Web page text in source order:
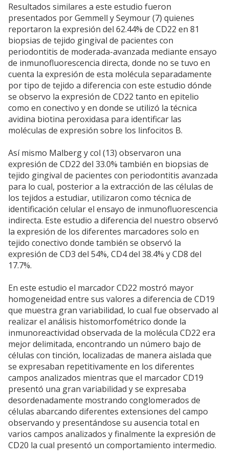
Resultados similares a este estudio fueron
presentados por Gemmell y Seymour (7) quienes
reportaron la expresión del 62.44% de CD22 en 81
biopsias de tejido gingival de pacientes con
periodontitis de moderada-avanzada mediante ensayo
de inmunofluorescencia directa, donde no se tuvo en
cuenta la expresión de esta molécula separadamente
por tipo de tejido a diferencia con este estudio dónde
se observo la expresión de CD22 tanto en epitelio
como en conectivo y en donde se utilizó la técnica
avidina biotina peroxidasa para identificar las
moléculas de expresión sobre los linfocitos B.
Así mismo Malberg y col (13) observaron una
expresión de CD22 del 33.0% también en biopsias de
tejido gingival de pacientes con periodontitis avanzada
para lo cual, posterior a la extracción de las células de
los tejidos a estudiar, utilizaron como técnica de
identificación celular el ensayo de inmunofluorescencia
indirecta. Este estudio a diferencia del nuestro observó
la expresión de los diferentes marcadores solo en
tejido conectivo donde también se observó la
expresión de CD3 del 54%, CD4 del 38.4% y CD8 del
17.7%.
En este estudio el marcador CD22 mostró mayor
homogeneidad entre sus valores a diferencia de CD19
que muestra gran variabilidad, lo cual fue observado al
realizar el análisis histomorfométrico donde la
inmunoreactividad observada de la molécula CD22 era
mejor delimitada, encontrando un número bajo de
células con tinción, localizadas de manera aislada que
se expresaban repetitivamente en los diferentes
campos analizados mientras que el marcador CD19
presentó una gran variabilidad y se expresaba
desordenadamente mostrando conglomerados de
células abarcando diferentes extensiones del campo
observando y presentándose su ausencia total en
varios campos analizados y finalmente la expresión de
CD20 la cual presentó un comportamiento intermedio.